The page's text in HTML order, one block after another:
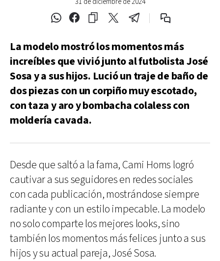
La modelo mostró los momentos más
increíbles que vivió junto al futbolista José
Sosa y a sus hijos. Lució un traje de baño de
dos piezas con un corpiño muy escotado,
con taza y aro y bombacha colaless con
moldería cavada.
Desde que saltó a la fama, Cami Homs logró
cautivar a sus seguidores en redes sociales
con cada publicación, mostrándose siempre
radiante y con un estilo impecable. La modelo
no solo comparte los mejores looks, sino
también los momentos más felices junto a sus
hijos y su actual pareja, José Sosa.